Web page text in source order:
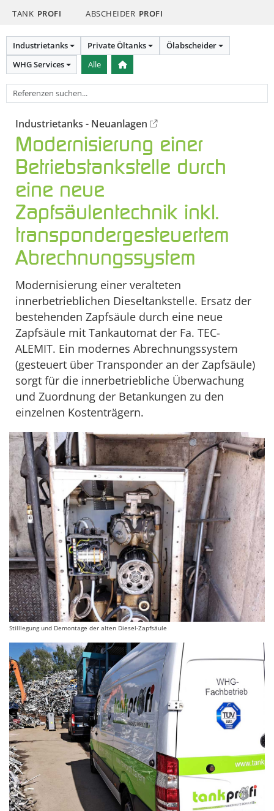
TANK PROFI ABSCHEIDER PROFI
Industrietanks Private Öltanks
Ölabscheider
WHG Services
Alle
Industrietanks - Neuanlagen
Modernisierung einer
Betriebstankstelle durch
eine neue
Zapfsäulentechnik inkl.
transpondergesteuertem
Abrechnungssystem
Modernisierung einer veralteten
innerbetrieblichen Dieseltankstelle. Ersatz der
bestehenden Zapfsäule durch eine neue
Zapfsäule mit Tankautomat der Fa. TEC-
ALEMIT. Ein modernes Abrechnungssystem
(gesteuert über Transponder an der Zapfsäule)
sorgt für die innerbetriebliche Überwachung
und Zuordnung der Betankungen zu den
einzelnen Kostenträgern.
Stilllegung und Demontage der alten Diesel-Zapfsäule